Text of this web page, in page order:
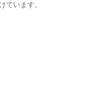
ています。